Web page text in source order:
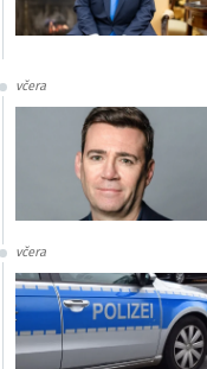
včera
včera